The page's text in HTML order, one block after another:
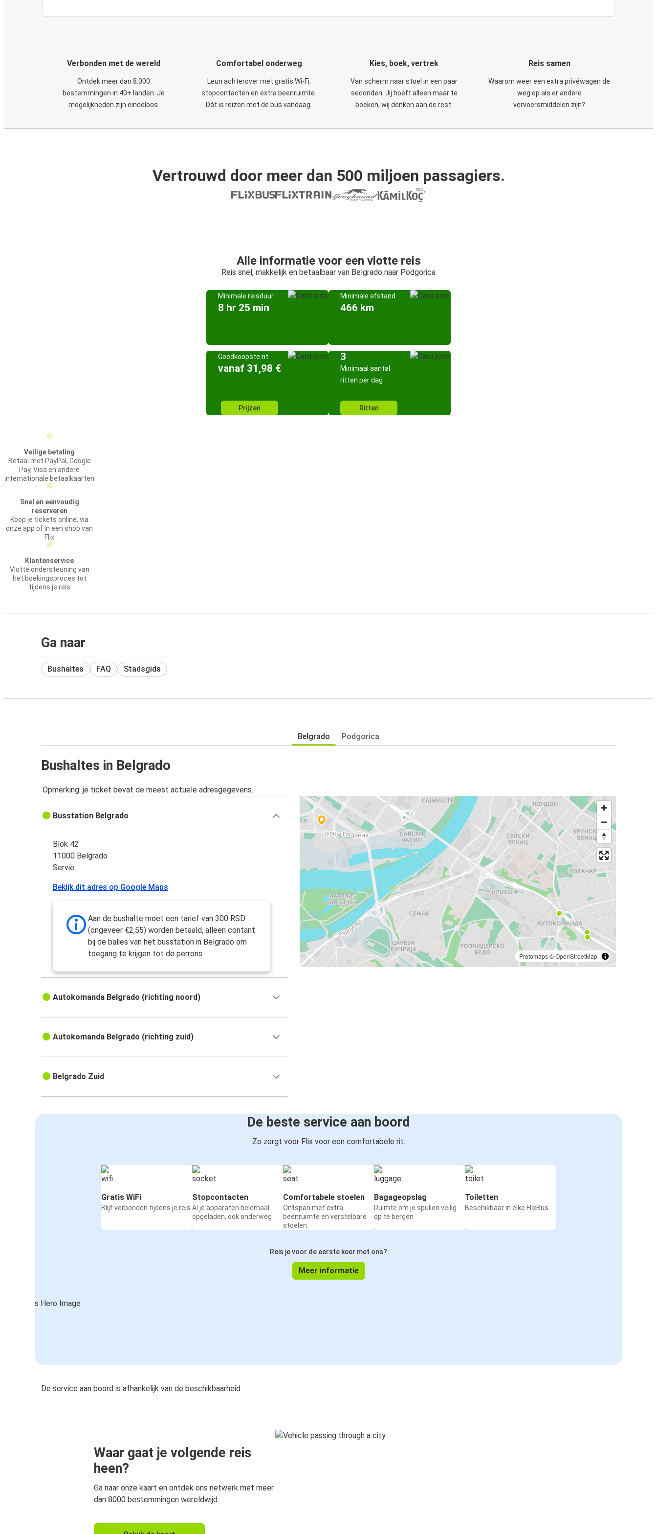
Verbonden met de wereld
Ontdek meer dan 8.000
bestemmingen in 40+ landen. Je
mogelijkheden zijn eindeloos.
Comfortabel onderweg
Leun achterover met gratis Wi-Fi,
stopcontacten en extra beenruimte.
Dát is reizen met de bus vandaag.
Kies, boek, vertrek
Van scherm naar stoel in een paar
seconden. Jij hoeft alleen maar te
boeken, wij denken aan de rest.
Reis samen
Waarom weer een extra privéwagen de
weg op als er andere
vervoersmiddelen zijn?
Vertrouwd door meer dan 500 miljoen passagiers.
Alle informatie voor een vlotte reis
Reis snel, makkelijk en betaalbaar van Belgrado naar Podgorica
Minimale reisduur
8 hr 25 min
Minimale afstand
466 km
Goedkoopste rit
vanaf 31,98 €
Prijzen
3
Minimaal aantal
ritten per dag
Ritten
Veilige betaling
Betaal met PayPal, Google
Pay, Visa en andere
internationale betaalkaarten
Snel en eenvoudig
reserveren
Koop je tickets online, via
onze app of in een shop van
Flix
Klantenservice
Vlotte ondersteuning van
het boekingsproces tot
tijdens je reis
Ga naar
Bushaltes FAQ Stadsgids
Belgrado Podgorica
Bushaltes in Belgrado
Opmerking: je ticket bevat de meest actuele adresgegevens.
Protomaps©OpenStreetMap
Busstation Belgrado
Blok 42
11000 Belgrado
Servië
Bekijk dit adres op Google Maps
Aan de bushalte moet een tarief van 300 RSD
(ongeveer €2,55) worden betaald, alleen contant
bij de balies van het busstation in Belgrado om
toegang te krijgen tot de perrons.
Autokomanda Belgrado (richting noord)
Autokomanda Belgrado (richting zuid)
Belgrado Zuid
De beste service aan boord
Zo zorgt voor Flix voor een comfortabele rit:
Gratis WiFi
Blijf verbonden tijdens je reis
Stopcontacten
Al je apparaten helemaal
opgeladen, ook onderweg
Comfortabele stoelen
Ontspan met extra
beenruimte en verstelbare
stoelen
Bagageopslag
Ruimte om je spullen veilig
op te bergen
Toiletten
Beschikbaar in elke FlixBus
Reis je voor de eerste keer met ons?
Meer informatie
De service aan boord is afhankelijk van de beschikbaarheid
Waar gaat je volgende reis
heen?
Ga naar onze kaart en ontdek ons netwerk met meer
dan 8000 bestemmingen wereldwijd.